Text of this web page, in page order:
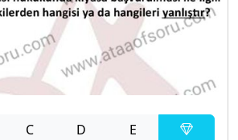
C D E